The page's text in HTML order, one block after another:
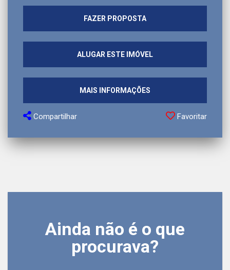
FAZER PROPOSTA
ALUGAR ESTE IMÓVEL
MAIS INFORMAÇÕES
Compartilhar Favoritar
Ainda não é o que
procurava?